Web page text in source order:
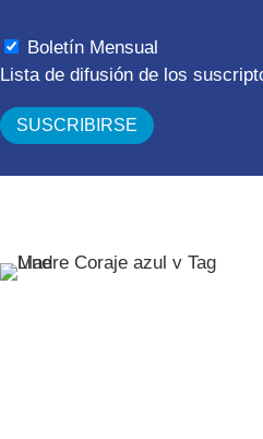
Boletín Mensual
Lista de difusión de los